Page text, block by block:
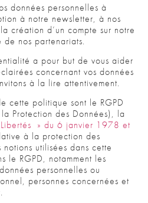
données personnelles à
à notre newsletter, à nos
création d’un compte sur notre
nos partenariats.
a pour but de vous aider
concernant vos données
à la lire attentivement.
cette politique sont le RGPD
Protection des Données), la
» du 6 janvier 1978 et
à la protection des
utilisées dans cette
le RGPD, notamment les
personnelles ou
personnes concernées et